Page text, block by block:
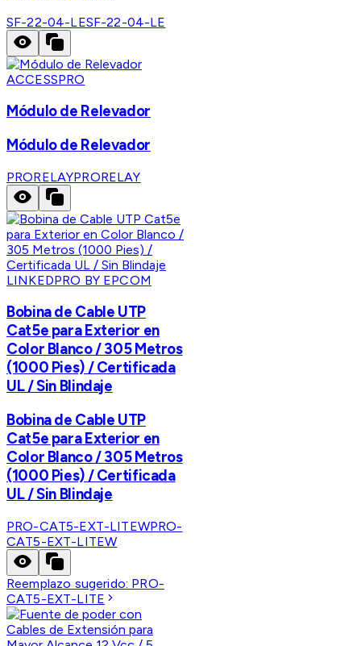
SF-22-04-LESF-22-04-LE
ACCESSPRO
Módulo de Relevador
Módulo de Relevador
PRORELAYPRORELAY
LINKEDPRO BY EPCOM
Bobina de Cable UTP
Cat5e para Exterior en
Color Blanco / 305 Metros
(1000 Pies) / Certificada
UL / Sin Blindaje
Bobina de Cable UTP
Cat5e para Exterior en
Color Blanco / 305 Metros
(1000 Pies) / Certificada
UL / Sin Blindaje
PRO-CAT5-EXT-LITEWPRO-
CAT5-EXT-LITEW
Reemplazo sugerido: PRO-
CAT5-EXT-LITE